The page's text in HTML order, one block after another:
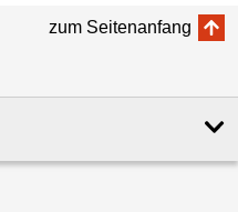
zum Seitenanfang